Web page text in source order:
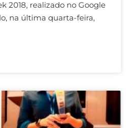
2018, realizado no Google
na última quarta-feira,